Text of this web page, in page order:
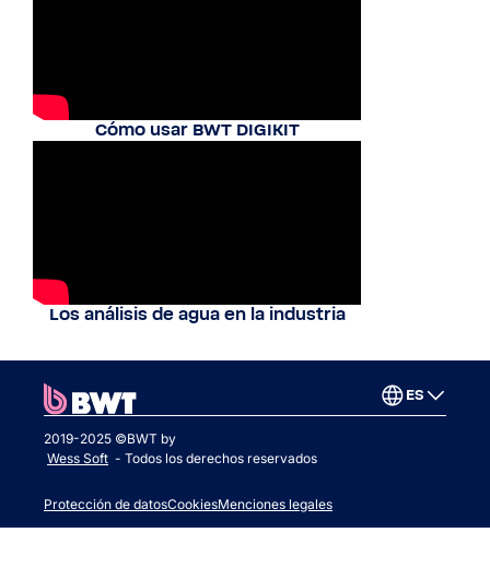
Cómo usar BWT DIGIKIT
Los análisis de agua en la industria
ES
2019-2025 ©BWT by
Wess Soft - Todos los derechos reservados
Protección de datosCookiesMenciones legales